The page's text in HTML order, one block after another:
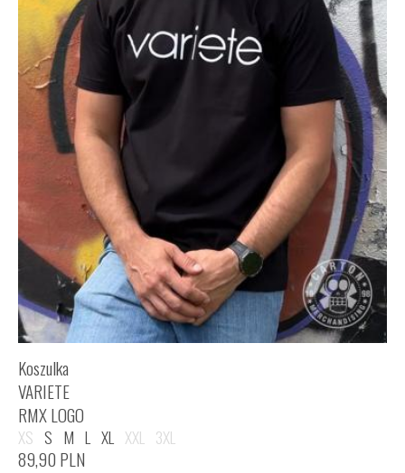
Koszulka
VARIETE
RMX LOGO
XS S M L XL XXL 3XL
89,90 PLN